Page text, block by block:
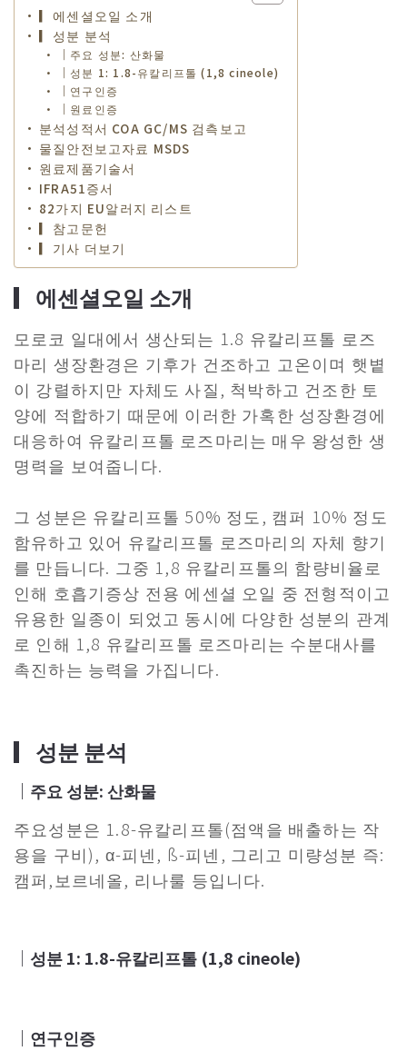
▎에센셜오일 소개
▎성분 분석
｜주요 성분: 산화물
｜성분 1: 1.8-유칼리프톨 (1,8 cineole)
｜연구인증
｜원료인증
분석성적서 COA GC/MS 검측보고
물질안전보고자료 MSDS
원료제품기술서
IFRA51증서
82가지 EU알러지 리스트
▎참고문헌
▎기사 더보기
▎에센셜오일 소개
모로코 일대에서 생산되는 1.8 유칼리프톨 로즈
마리 생장환경은 기후가 건조하고 고온이며 햇볕
이 강렬하지만 자체도 사질, 척박하고 건조한 토
양에 적합하기 때문에 이러한 가혹한 성장환경에
대응하여 유칼리프톨 로즈마리는 매우 왕성한 생
명력을 보여줍니다.
그 성분은 유칼리프톨 50% 정도, 캠퍼 10% 정도
함유하고 있어 유칼리프톨 로즈마리의 자체 향기
를 만듭니다. 그중 1,8 유칼리프톨의 함량비율로
인해 호흡기증상 전용 에센셜 오일 중 전형적이고
유용한 일종이 되었고 동시에 다양한 성분의 관계
로 인해 1,8 유칼리프톨 로즈마리는 수분대사를
촉진하는 능력을 가집니다.
▎성분 분석
｜주요 성분:산화물
주요성분은 1.8-유칼리프톨(점액을 배출하는 작
용을 구비), α-피넨, ß-피넨, 그리고 미량성분 즉:
캠퍼,보르네올, 리나룰 등입니다.
｜ 성분 1: 1.8-유칼리프톨 (1,8 cineole)
｜연구인증